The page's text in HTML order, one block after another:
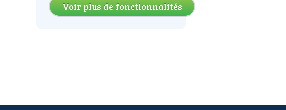
Voir plus de fonctionnalités